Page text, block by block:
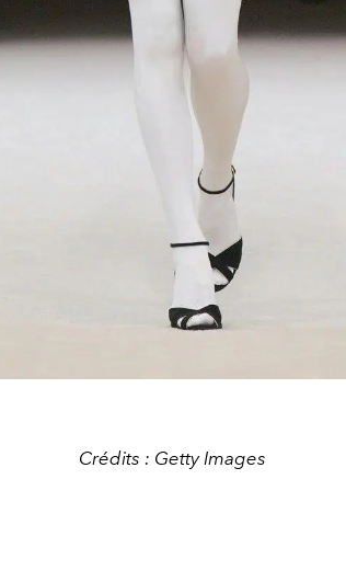
Crédits : Getty Images